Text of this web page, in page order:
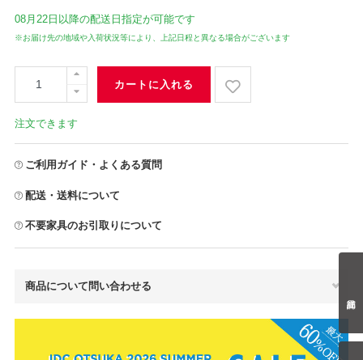
08月22日 以降の配送日指定が可能です
※お届け先の地域や入荷状況等により、上記日程と異なる場合がございます
カートに入れる
注文できます
ご利用ガイド・よくある質問
配送・送料について
不要家具のお引取りについて
商品について問い合わせる